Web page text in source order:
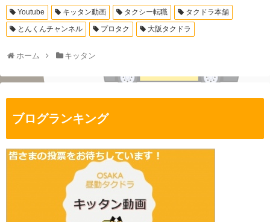
Youtube キッタン動画 タクシー転職
タクドラ本舗
とんくんチャンネル
プロタク 大阪タクドラ
ホーム キッタン
ブログランキング